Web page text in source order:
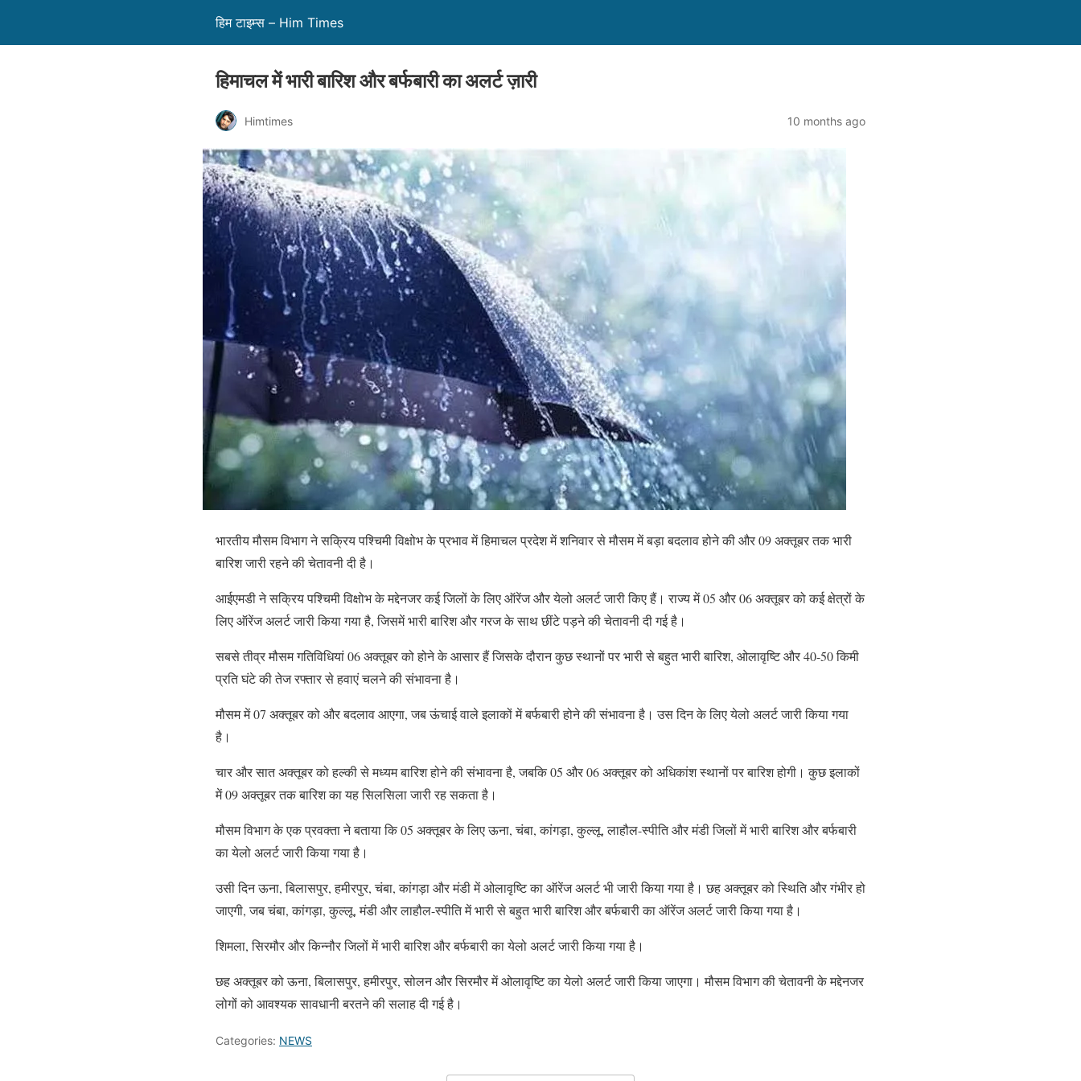
हिम टाइम्स – Him Times
हिमाचल में भारी बारिश और बर्फबारी का अलर्ट ज़ारी
Himtimes 10 months ago
भारतीय मौसम विभाग ने सक्रिय पश्चिमी विक्षोभ के प्रभाव में हिमाचल प्रदेश में शनिवार से मौसम में बड़ा बदलाव होने की और 09 अक्तूबर तक भारी
बारिश जारी रहने की चेतावनी दी है।
आईएमडी ने सक्रिय पश्चिमी विक्षोभ के मद्देनजर कई जिलों के लिए ऑरेंज और येलो अलर्ट जारी किए हैं। राज्य में 05 और 06 अक्तूबर को कई क्षेत्रों के
लिए ऑरेंज अलर्ट जारी किया गया है, जिसमें भारी बारिश और गरज के साथ छींटे पड़ने की चेतावनी दी गई है।
सबसे तीव्र मौसम गतिविधियां 06 अक्तूबर को होने के आसार हैं जिसके दौरान कुछ स्थानों पर भारी से बहुत भारी बारिश, ओलावृष्टि और 40-50 किमी
प्रति घंटे की तेज रफ्तार से हवाएं चलने की संभावना है।
मौसम में 07 अक्तूबर को और बदलाव आएगा, जब ऊंचाई वाले इलाकों में बर्फबारी होने की संभावना है। उस दिन के लिए येलो अलर्ट जारी किया गया
है।
चार और सात अक्तूबर को हल्की से मध्यम बारिश होने की संभावना है, जबकि 05 और 06 अक्तूबर को अधिकांश स्थानों पर बारिश होगी। कुछ इलाकों
में 09 अक्तूबर तक बारिश का यह सिलसिला जारी रह सकता है।
मौसम विभाग के एक प्रवक्ता ने बताया कि 05 अक्तूबर के लिए ऊना, चंबा, कांगड़ा, कुल्लू, लाहौल-स्पीति और मंडी जिलों में भारी बारिश और बर्फबारी
का येलो अलर्ट जारी किया गया है।
उसी दिन ऊना, बिलासपुर, हमीरपुर, चंबा, कांगड़ा और मंडी में ओलावृष्टि का ऑरेंज अलर्ट भी जारी किया गया है। छह अक्तूबर को स्थिति और गंभीर हो
जाएगी, जब चंबा, कांगड़ा, कुल्लू, मंडी और लाहौल-स्पीति में भारी से बहुत भारी बारिश और बर्फबारी का ऑरेंज अलर्ट जारी किया गया है।
शिमला, सिरमौर और किन्नौर जिलों में भारी बारिश और बर्फबारी का येलो अलर्ट जारी किया गया है।
छह अक्तूबर को ऊना, बिलासपुर, हमीरपुर, सोलन और सिरमौर में ओलावृष्टि का येलो अलर्ट जारी किया जाएगा। मौसम विभाग की चेतावनी के मद्देनजर
लोगों को आवश्यक सावधानी बरतने की सलाह दी गई है।
Categories: NEWS